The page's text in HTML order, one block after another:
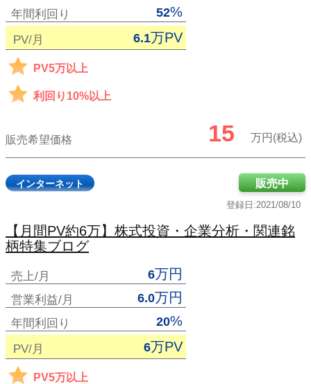
年間利回り 52%
PV/月 6.1万PV
PV5万以上
利回り10%以上
販売希望価格 15 万円(税込)
インターネット
登録日:2021/08/10
販売中
【月間PV約6万】株式投資・企業分析・関連銘
柄特集ブログ
売上/月 6万円
営業利益/月 6.0万円
年間利回り 20%
PV/月 6万PV
PV5万以上